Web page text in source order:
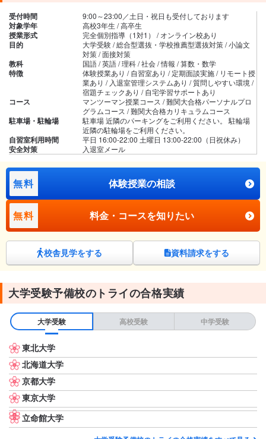
受付時間 9:00～23:00／土日・祝日も受付しております
対象学年 高校3年生 / 高卒生
授業形式 完全個別指導（1対1） / オンライン校あり
目的
大学受験 / 総合型選抜・学校推薦型選抜対策 / 小論文
対策 / 面接対策
教科 国語 / 英語 / 理科 / 社会 / 情報 / 算数・数学
特徴
体験授業あり / 自習室あり / 定期面談実施 / リモート授
業あり / 入退室管理システムあり / 質問しやすい環境 /
宿題チェックあり / 自宅学習サポートあり
コース
マンツーマン授業コース / 難関大合格パーソナルプロ
グラムコース / 難関大合格カリキュラムコース
駐車場・駐輪場
駐車場 近隣のパーキングをご利用ください。 駐輪場
近隣の駐輪場をご利用ください。
自習室利用時間 平日 16:00-22:00 土曜日 13:00-22:00（日祝休み）
安全対策 入退室メール
無料 体験授業の相談
無料 料金・コースを知りたい
校舎見学をする 資料請求をする
大学受験予備校のトライの合格実績
大学受験 高校受験 中学受験
東北大学
北海道大学
京都大学
東京大学
立命館大学